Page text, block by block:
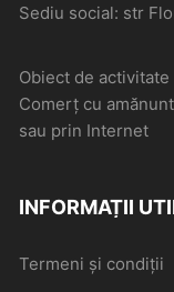
Sediu social: str
Obiect de
Comerţ cu
sau prin Internet
INFORMAȚII
Termeni și condiții